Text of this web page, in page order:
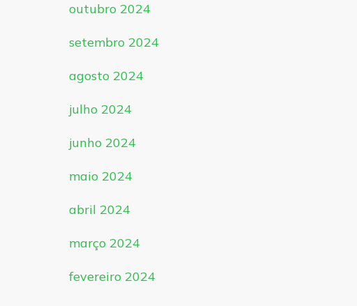
outubro 2024
setembro 2024
agosto 2024
julho 2024
junho 2024
maio 2024
abril 2024
março 2024
fevereiro 2024